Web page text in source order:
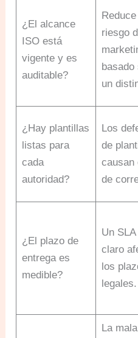
¿El alcance
ISO está
vigente y es
auditable?
riesgo
basado
un
¿Hay plantillas
listas para
cada
autoridad?
Los
de
causan
de
¿El plazo de
entrega es
medible?
Un
claro
los
legales.
La mala